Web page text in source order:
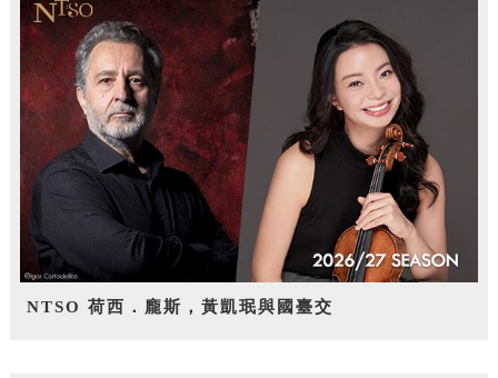
NTSO 荷西．龐斯，黃凱珉與國臺交